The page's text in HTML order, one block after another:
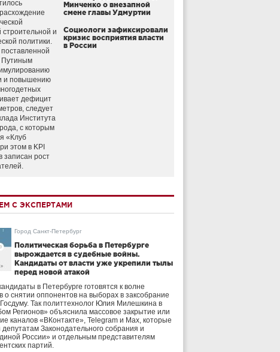
и
политики.
Путиным
и повышению
дефицит
следует
Института
с которым
«Клуб
этом в KPI
записан рост
Минченко о внезапной
смене главы Удмуртии
Социологи зафиксировали
кризис восприятия власти
в России
С ЭКСПЕРТАМИ
Город Санкт-Петербург
Политическая борьба в Петербурге
вырождается в судебные войны.
Кандидаты от власти уже укрепили тылы
перед новой атакой
в Петербурге готовятся к волне
о снятии оппонентов на выборах в заксобрание
Так политтехнолог Юлия Милешкина в
Регионов» объяснила массовое закрытие или
каналов «ВКонтакте», Telegram и Max, которые
Законодательного собрания и
России» и отдельным представителям
партий.